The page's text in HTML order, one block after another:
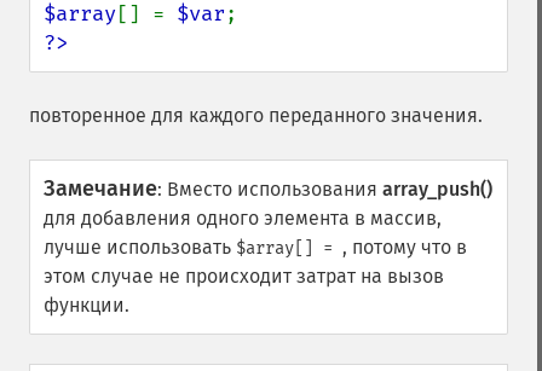
$array[] = $var
?>
повторенное для каждого переданного значения.
Замечание: Вместо использования array_push()
для добавления одного элемента в массив,
лучше использовать $array[] = , потому что в
этом случае не происходит затрат на вызов
функции.